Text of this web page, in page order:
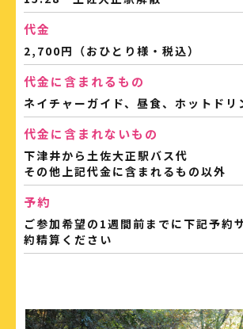
代金
2,700円（おひとり様・税込）
代金に含まれるもの
ネイチャーガイド、昼食、ホットドリ
代金に含まれないもの
下津井から土佐大正駅バス代
その他上記代金に含まれるもの以外
予約
ご参加希望の1週間前までに下記予約
約精算ください